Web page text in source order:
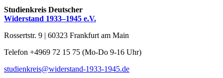
Studienkreis Deutscher
Widerstand 1933–1945 e.V.
Rossertstr. 9 | 60323 Frankfurt am Main
Telefon +4969 72 15 75 (Mo-Do 9-16 Uhr)
studienkreis@widerstand-1933-1945.de